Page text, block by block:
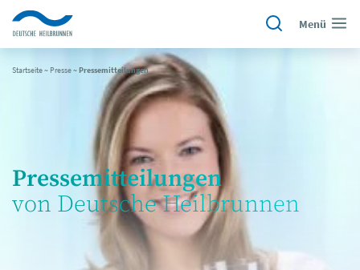
Menü
Startseite~ Presse~Pressemitteilungen
Pressemitteilungen
von Deutsche Heilbrunnen